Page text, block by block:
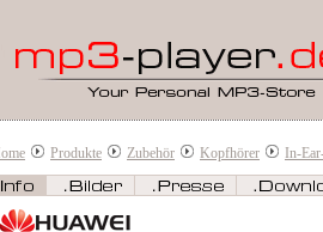
Produkte Zubehör Kopfhörer In-